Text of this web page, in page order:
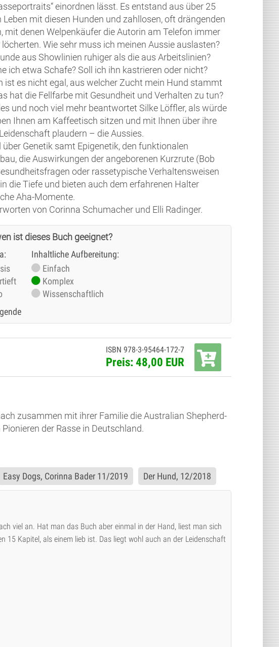
einordnen lässt. Es entstand aus über 25
Leben mit diesen Hunden und zahllosen, oft drängenden
mit denen Welpenkäufer die Autorin am Telefon immer
Wie sehr muss ich meinen Aussie auslasten?
aus Showlinien ruhiger als die aus Arbeitslinien?
ich etwa Schafe? Soll ich ihn kastrieren oder nicht?
ist es nicht egal, aus welcher Zucht mein Hund stammt
hat die Fellfarbe mit Gesundheit und Verhalten zu tun?
und noch viel mehr beantwortet Silke Löffler, als würde
Ihnen am Kaffeetisch sitzen und mit Ihnen über ihre
plaudern – die Aussies.
über Genetik samt Epigenetik, den funktionalen
die Auswirkungen der angeborenen Kurzrute (Bob
oder rassetypische Verhaltensweisen
die Tiefe und bieten auch dem erfahrenen Halter
Aha-Momente.
von Corinna Schumacher und Elli Radinger.
ist dieses Buch geeignet?
Inhaltliche Aufbereitung:
Einfach
Komplex
Wissenschaftlich
ISBN 978-3-95464-172-7
Preis: 48,00 EUR
zusammen mit ihrer Familie die Australian Shepherd-
der Rasse in Deutschland.
Easy Dogs, Corinna Bader 11/2019 Der Hund, 12/2018
viel an. Hat man das Buch aber einmal in der Hand, liest man sich
Kapitel, als einem lieb ist. Das liegt wohl auch an der Leidenschaft